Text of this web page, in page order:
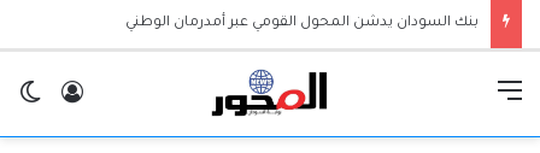
بنك السودان يدشن المحول القومي عبر أمدرمان الوطني